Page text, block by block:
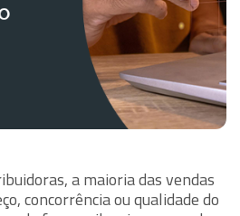
a maioria das vendas
concorrência ou qualidade do